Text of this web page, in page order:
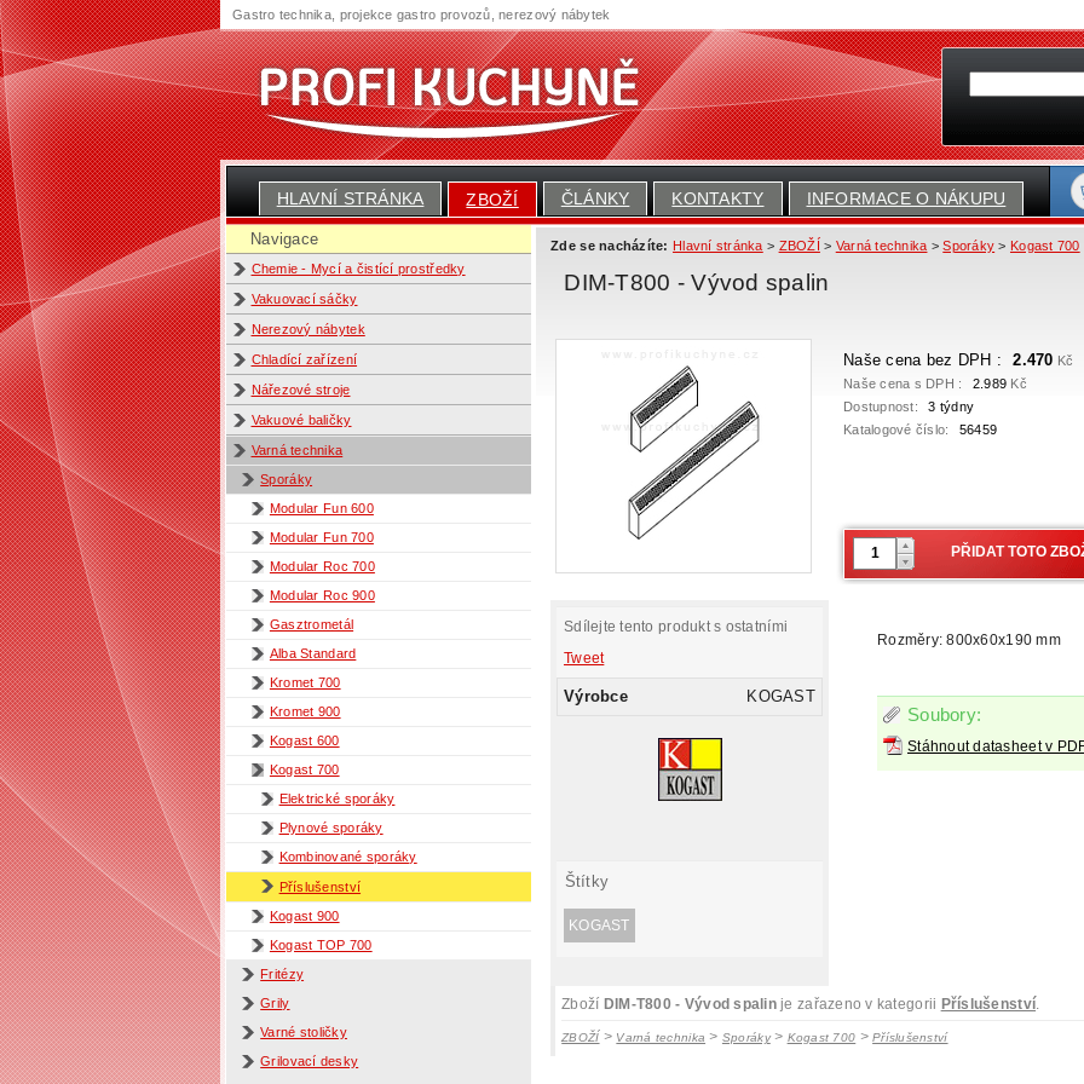
HLAVNÍ STRÁNKA ZBOŽÍ ČLÁNKY KONTAKTY INFORMACE O NÁKUPU
Navigace
Chemie - Mycí a čistící prostředky
Vakuovací sáčky
Nerezový nábytek
Chladící zařízení
Nářezové stroje
Vakuové baličky
Varná technika
Sporáky
Modular Fun 600
Modular Fun 700
Modular Roc 700
Modular Roc 900
Gasztrometál
Alba Standard
Kromet 700
Kromet 900
Kogast 600
Kogast 700
Elektrické sporáky
Plynové sporáky
Kombinované sporáky
Příslušenství
Kogast 900
Kogast TOP 700
Fritézy
Grily
Varné stoličky
Grilovací desky
Zde se nacházíte: Hlavní stránka > ZBOŽÍ > Varná technika >Sporáky > Kogast 700
DIM-T800 - Vývod spalin
Naše cena bez DPH : 2.470 Kč
Naše cena s DPH :
2.989 Kč
Dostupnost:
3 týdny
Katalogové číslo:
56459
Sdílejte tento produkt s ostatními
Tweet
Výrobce KOGAST
Štítky
KOGAST
Rozměry: 800x60x190 mm
Soubory:
Stáhnout datasheet v
Zboží DIM-T800 - Vývod spalinje zařazeno v kategorii Příslušenství.
ZBOŽÍ > Varná technika > Sporáky> Kogast 700 >Příslušenství
Gastro technika, projekce gastro provozů, nerezový nábytek